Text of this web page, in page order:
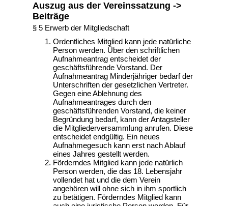
Auszug aus der Vereinssatzung ->
Beiträge
§ 5 Erwerb der Mitgliedschaft
Ordentliches Mitglied kann jede natürliche
Person werden. Über den schriftlichen
Aufnahmeantrag entscheidet der
geschäftsführende Vorstand. Der
Aufnahmeantrag Minderjähriger bedarf der
Unterschriften der gesetzlichen Vertreter.
Gegen eine Ablehnung des
Aufnahmeantrages durch den
geschäftsführenden Vorstand, die keiner
Begründung bedarf, kann der Antagsteller
die Mitgliederversammlung anrufen. Diese
entscheidet endgültig. Ein neues
Aufnahmegesuch kann erst nach Ablauf
eines Jahres gestellt werden.
Förderndes Mitglied kann jede natürlich
Person werden, die das 18. Lebensjahr
vollendet hat und die dem Verein
angehören will ohne sich in ihm sportlich
zu betätigen. Förderndes Mitglied kann